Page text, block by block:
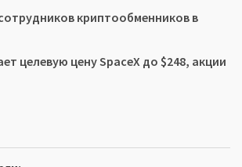
криптообменников в
целевую цену SpaceX до $248, акции